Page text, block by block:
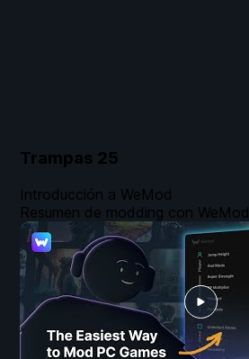
Trampas 25
Introducción a WeMod
Resumen de modding con WeMod